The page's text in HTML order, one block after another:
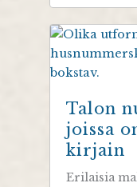
Talon
joissa
kirjain
Erilaisia